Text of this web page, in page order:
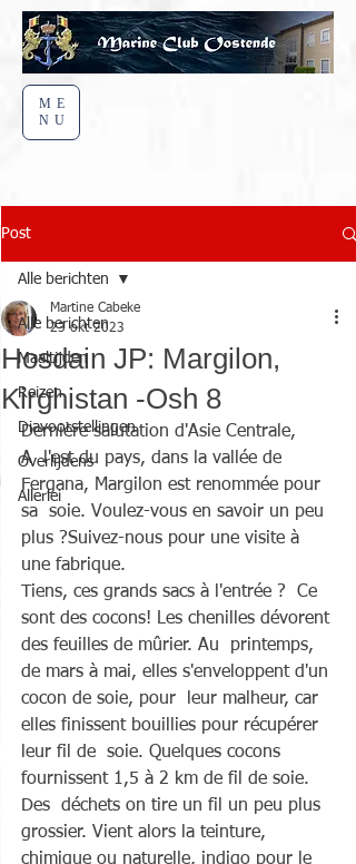
ME
NU
Post
Alle berichten
Maaltijden
Reizen
Diavoorstellingen
Overlijdens
Allerlei
Alle berichten
Hosdain JP: Margilon,
Kirghistan -Osh 8
Martine Cabeke
23 okt 2023
Dernière salutation d'Asie Centrale,
A  l'est du pays, dans la vallée de
Fergana, Margilon est renommée pour
sa  soie. Voulez-vous en savoir un peu
plus ?Suivez-nous pour une visite à
une fabrique.
Tiens, ces grands sacs à l'entrée ?  Ce
sont des cocons! Les chenilles dévorent
des feuilles de mûrier. Au  printemps,
de mars à mai, elles s'enveloppent d'un
cocon de soie, pour  leur malheur, car
elles finissent bouillies pour récupérer
leur fil de  soie. Quelques cocons
fournissent 1,5 à 2 km de fil de soie.
Des  déchets on tire un fil un peu plus
grossier. Vient alors la teinture,
chimique ou naturelle, indigo pour le